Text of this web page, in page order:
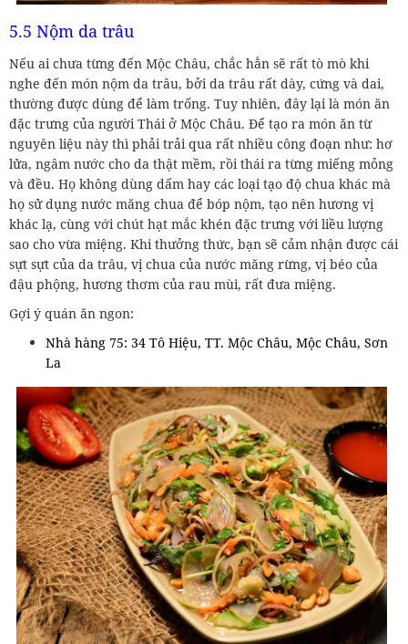
5.5 Nộm da trâu
Nếu ai chưa từng đến Mộc Châu, chắc hẳn sẽ rất tò mò khi
nghe đến món nộm da trâu, bởi da trâu rất dày, cứng và dai,
thường được dùng để làm trống. Tuy nhiên, đây lại là món ăn
đặc trưng của người Thái ở Mộc Châu. Để tạo ra món ăn từ
nguyên liệu này thì phải trải qua rất nhiều công đoạn như: hơ
lửa, ngâm nước cho da thật mềm, rồi thái ra từng miếng mỏng
và đều. Họ không dùng dấm hay các loại tạo độ chua khác mà
họ sử dụng nước măng chua để bóp nộm, tạo nên hương vị
khác lạ, cùng với chút hạt mắc khén đặc trưng với liều lượng
sao cho vừa miệng. Khi thưởng thức, bạn sẽ cảm nhận được cái
sựt sựt của da trâu, vị chua của nước măng rừng, vị béo của
đậu phộng, hương thơm của rau mùi, rất đưa miệng.
Gợi ý quán ăn ngon:
Nhà hàng 75: 34 Tô Hiệu, TT. Mộc Châu, Mộc Châu, Sơn
La